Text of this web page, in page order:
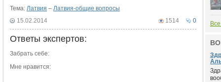
Тема: Латвия – Латвия-общие вопросы
0
1514
15.02.2014
Ответы экспертов:
Забрать себе:
Мне нравится: